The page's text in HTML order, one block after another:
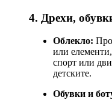
4. Дрехи,
Облекло:
или елементи,
спорт или
детските.
Обувки и